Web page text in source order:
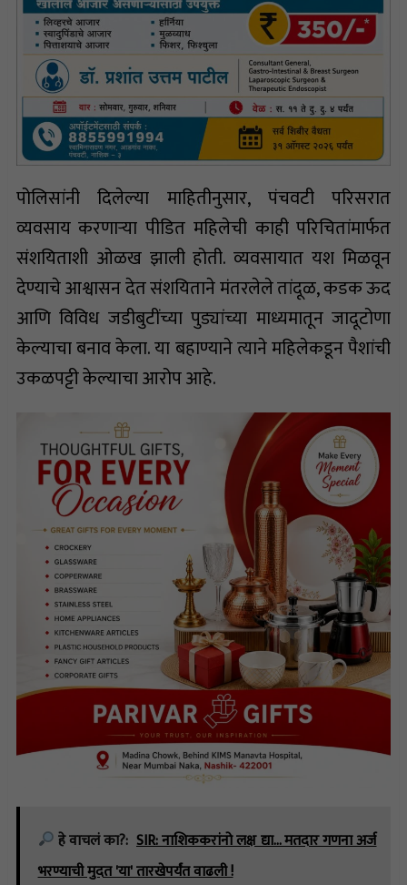
पोलिसांनी दिलेल्या माहितीनुसार, पंचवटी परिसरात
व्यवसाय करणाऱ्या पीडित महिलेची काही परिचितांमार्फत
संशयिताशी ओळख झाली होती. व्यवसायात यश मिळवून
देण्याचे आश्वासन देत संशयिताने मंतरलेले तांदूळ, कडक ऊद
आणि विविध जडीबुटींच्या पुड्यांच्या माध्यमातून जादूटोणा
केल्याचा बनाव केला. या बहाण्याने त्याने महिलेकडून पैशांची
उकळपट्टी केल्याचा आरोप आहे.
हे वाचलं का?: SIR: नाशिककरांनो लक्ष द्या... मतदार गणना अर्ज
भरण्याची मुदत 'या' तारखेपर्यंत वाढली !